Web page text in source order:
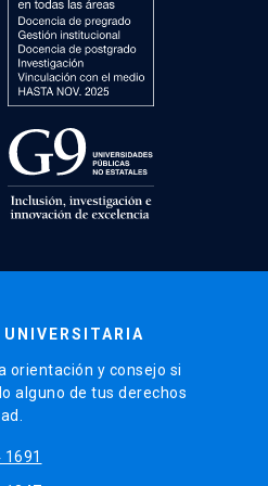
UNIVERSITARIA
orientación y consejo si
alguno de tus derechos